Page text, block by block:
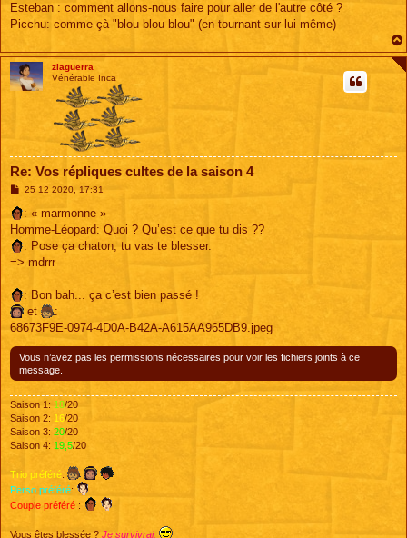
Esteban : comment allons-nous faire pour aller de l'autre côté ?
Picchu: comme çà "blou blou blou" (en tournant sur lui même)
ziaguerra
Vénérable Inca
Re: Vos répliques cultes de la saison 4
M
s
s
a
g
e
25 12 2020, 17:31
: « marmonne »
Homme-Léopard: Quoi ? Qu’est ce que tu dis ??
: Pose ça chaton, tu vas te blesser.
=> mdrrr
: Bon bah... ça c’est bien passé !
et
:
68673F9E-0974-4D0A-B42A-A615AA965DB9.jpeg
Vous n’avez pas les permissions nécessaires pour voir les fichiers joints à ce
message.
Saison 1: 18/20
Saison 2: 16/20
Saison 3: 20/20
Saison 4: 19,5/20
Trio préféré:
Perso préféré:
Couple préféré :
Vous êtes blessée ? Je survivrai.